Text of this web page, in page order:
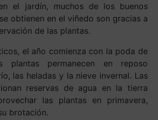
el jardín, muchos de los buenos
obtienen en el viñedo son gracias a
de las plantas.
el año comienza con la poda de
plantas permanecen en reposo
las heladas y la nieve invernal. Las
reservas de agua en la tierra
las plantas en primavera,
brotación.